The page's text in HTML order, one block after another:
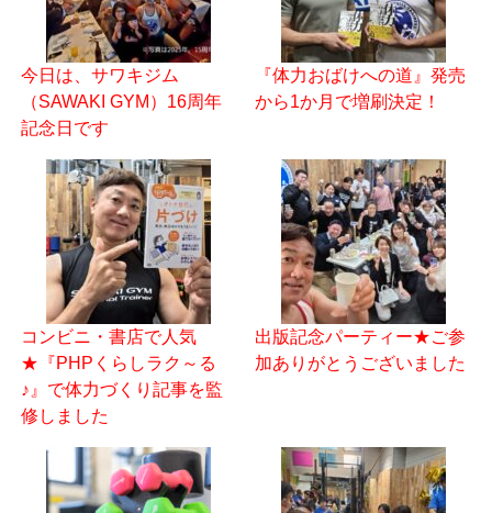
今日は、サワキジム
（SAWAKI GYM）16周年
記念日です
『体力おばけへの道』発売
から1か月で増刷決定！
コンビニ・書店で人気
★『PHPくらしラク～る
♪』で体力づくり記事を監
修しました
出版記念パーティー★ご参
加ありがとうございました